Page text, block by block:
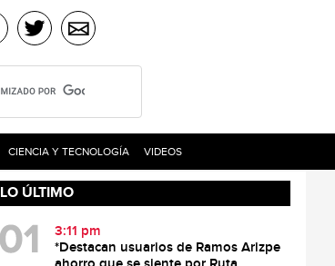
CIENCIA Y TECNOLOGÍA VIDEOS
LO ÚLTIMO
3:11 pm
*Destacan usuarios de Ramos Arizpe